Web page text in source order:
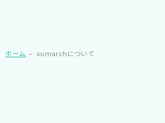
ホーム sumarchについて